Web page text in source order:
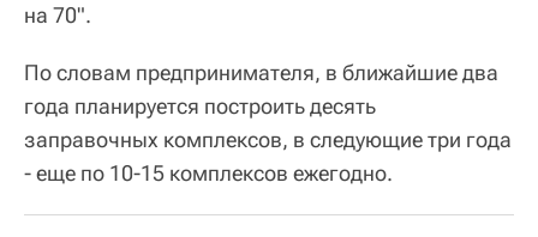
на 70".
По словам предпринимателя, в ближайшие два
года планируется построить десять
заправочных комплексов, в следующие три года
- еще по 10-15 комплексов ежегодно.